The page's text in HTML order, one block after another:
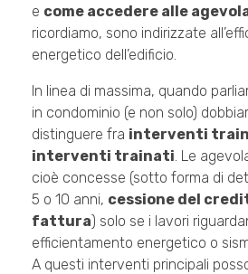
e come accedere alle
ricordiamo, sono indirizzate
energetico dell’edificio.
In linea di massima, quando
in condominio (e non solo)
distinguere fra interventi
interventi trainati. Le
cioè concesse (sotto forma di
5 o 10 anni, cessione del
fattura) solo se i lavori
efficientamento energetico o
A questi interventi principali